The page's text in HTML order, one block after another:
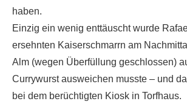
haben.
Einzig ein wenig enttäuscht wurde
ersehnten Kaiserschmarrn am
Alm (wegen Überfüllung geschlossen)
Currywurst ausweichen musste – und
bei dem berüchtigten Kiosk in Torfhaus.